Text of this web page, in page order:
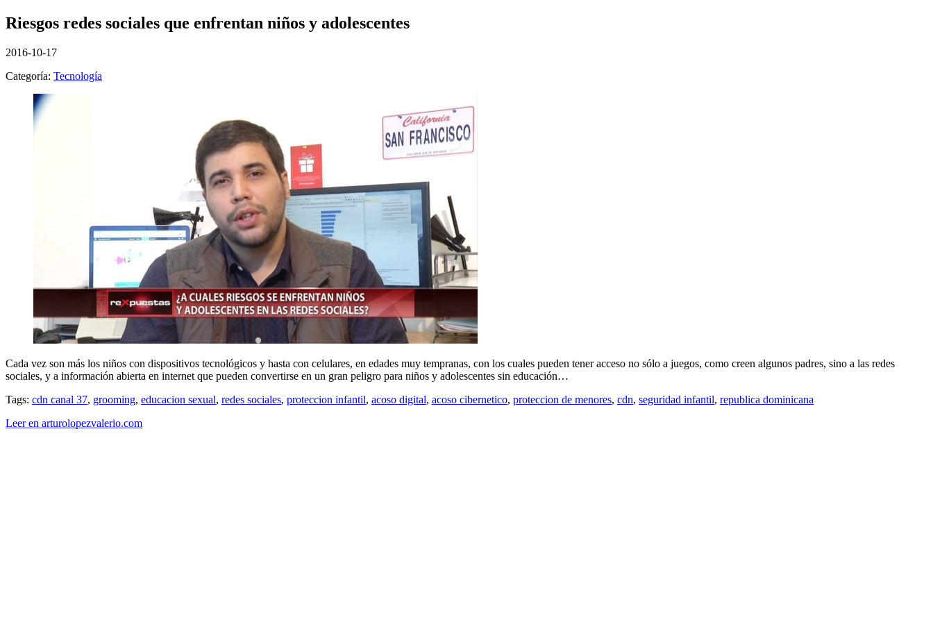
Riesgos redes sociales que enfrentan niños y adolescentes
2016-10-17
Categoría: Tecnología
Cada vez son más los niños con dispositivos tecnológicos y hasta con celulares, en edades muy tempranas, con los cuales pueden tener acceso no sólo a juegos, como creen algunos padres, sino a las redes
sociales, y a información abierta en internet que pueden convertirse en un gran peligro para niños y adolescentes sin educación…
Tags: cdn canal 37, grooming, educacion sexual, redes sociales, proteccion infantil, acoso digital, acoso cibernetico, proteccion de menores, cdn, seguridad infantil, republica dominicana
Leer en arturolopezvalerio.com